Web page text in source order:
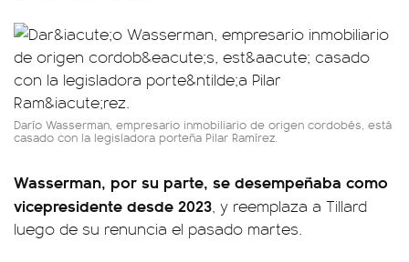
Darío Wasserman, empresario inmobiliario de origen cordobés, está
casado con la legisladora porteña Pilar Ramírez.
Wasserman, por su parte, se desempeñaba como
vicepresidente desde 2023, y reemplaza a Tillard
luego de su renuncia el pasado martes.